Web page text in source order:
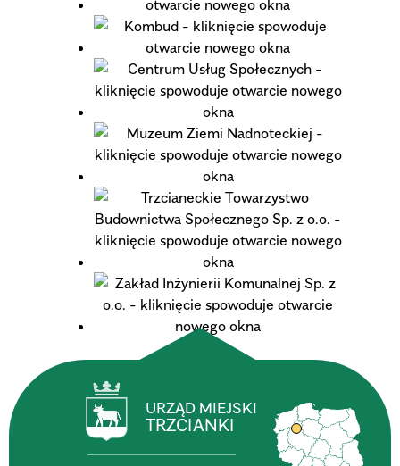
URZĄD MIEJSKI
TRZCIANKI